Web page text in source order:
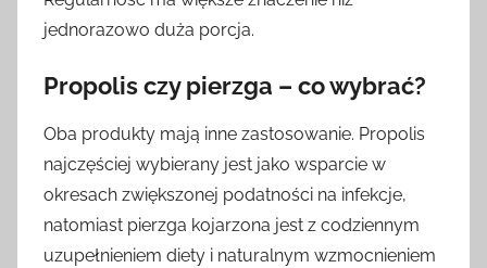
jednorazowo duża porcja.
Propolis czy pierzga – co wybrać?
Oba produkty mają inne zastosowanie. Propolis
najczęściej wybierany jest jako wsparcie w
okresach zwiększonej podatności na infekcje,
natomiast pierzga kojarzona jest z codziennym
uzupełnieniem diety i naturalnym wzmocnieniem